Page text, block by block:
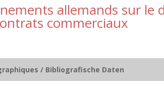
allemands sur le
commerciaux
/ Bibliografische Daten